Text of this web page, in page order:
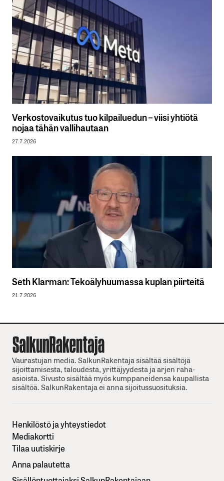
Verkostovaikutus tuo kilpailuedun – viisi yhtiötä
nojaa tähän vallihautaan
27.7.2026
Seth Klarman: Tekoälyhuumassa kuplan piirteitä
21.7.2026
Vaurastujan media. SalkunRakentaja sisältää sisältöjä
sijoittamisesta, taloudesta, yrittäjyydesta ja arjen raha-
asioista. Sivusto sisältää myös kumppaneidensa kaupallista
sisältöä. SalkunRakentaja ei anna sijoitussuosituksia.
Henkilöstö ja yhteystiedot
Mediakortti
Tilaa uutiskirje
Anna palautetta